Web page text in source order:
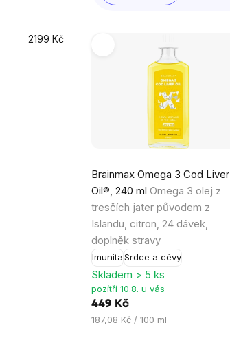
2199 Kč
produktů
produktů
Brainmax Omega 3 Cod Liver
Oil®, 240 ml Omega 3 olej z
tresčích jater původem z
Islandu, citron, 24 dávek,
doplněk stravy
ImunitaSrdce a cévy
hodnocení
produktu
je
5,0
z
5
hvězdiček.
Skladem > 5 ks
pozítří 10.8. u vás
449 Kč
Měrná
187,08 Kč / 100 ml